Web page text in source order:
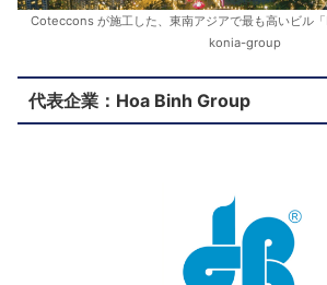
Coteccons が施工した、東南アジアで最も高いビル
konia-group
代表企業：Hoa Binh Group